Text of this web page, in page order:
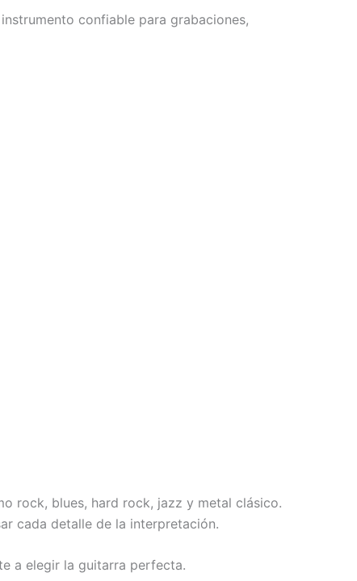
confiable para grabaciones,
rock, blues, hard rock, jazz y metal clásico.
cada detalle de la interpretación.
a elegir la guitarra perfecta.